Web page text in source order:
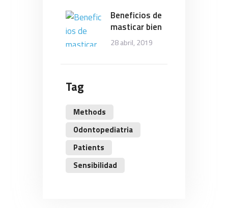
Beneficios de
masticar bien
28 abril, 2019
Tag
Methods
Odontopediatria
Patients
Sensibilidad